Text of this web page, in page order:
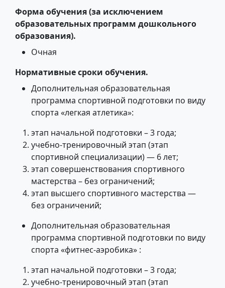
Форма обучения (за исключением
образовательных программ дошкольного
образования).
Очная
Нормативные сроки обучения.
Дополнительная образовательная
программа спортивной подготовки по виду
спорта «легкая атлетика»:
этап начальной подготовки – 3 года;
учебно-тренировочный этап (этап
спортивной специализации) — 6 лет;
этап совершенствования спортивного
мастерства – без ограничений;
этап высшего спортивного мастерства —
без ограничений;
Дополнительная образовательная
программа спортивной подготовки по виду
спорта «фитнес-аэробика» :
этап начальной подготовки – 3 года;
учебно-тренировочный этап (этап